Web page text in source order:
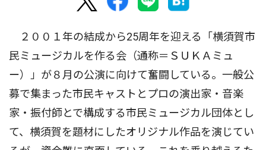
２００１年の結成から25周年を迎える「横須賀市
民ミュージカルを作る会（通称＝ＳＵＫＡミュ
ー）」が８月の公演に向けて奮闘している。一般公
募で集まった市民キャストとプロの演出家・音楽
家・振付師とで構成する市民ミュージカル団体とし
て、横須賀を題材にしたオリジナル作品を演じてい